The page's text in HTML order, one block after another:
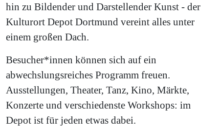
hin zu Bildender und Darstellender Kunst - der
Kulturort Depot Dortmund vereint alles unter
einem großen Dach.
Besucher*innen können sich auf ein
abwechslungsreiches Programm freuen.
Ausstellungen, Theater, Tanz, Kino, Märkte,
Konzerte und verschiedenste Workshops: im
Depot ist für jeden etwas dabei.